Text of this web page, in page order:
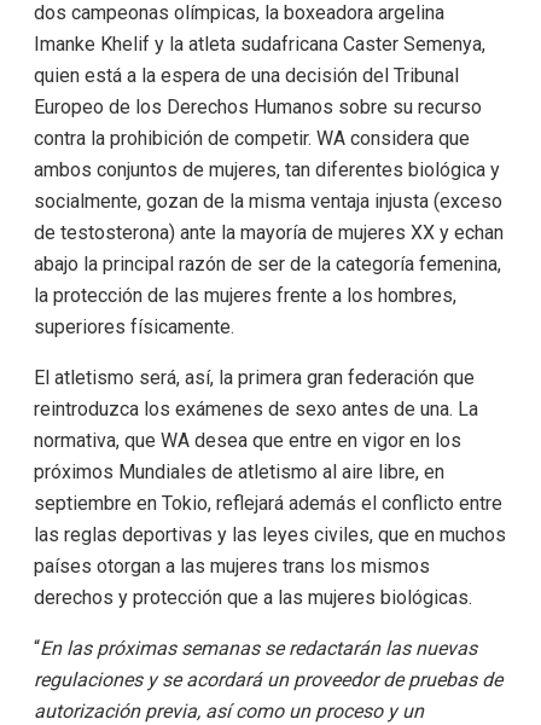
dos campeonas olímpicas, la boxeadora argelina
Imanke Khelif y la atleta sudafricana Caster Semenya,
quien está a la espera de una decisión del Tribunal
Europeo de los Derechos Humanos sobre su recurso
contra la prohibición de competir. WA considera que
ambos conjuntos de mujeres, tan diferentes biológica y
socialmente, gozan de la misma ventaja injusta (exceso
de testosterona) ante la mayoría de mujeres XX y echan
abajo la principal razón de ser de la categoría femenina,
la protección de las mujeres frente a los hombres,
superiores físicamente.
El atletismo será, así, la primera gran federación que
reintroduzca los exámenes de sexo antes de una. La
normativa, que WA desea que entre en vigor en los
próximos Mundiales de atletismo al aire libre, en
septiembre en Tokio, reflejará además el conflicto entre
las reglas deportivas y las leyes civiles, que en muchos
países otorgan a las mujeres trans los mismos
derechos y protección que a las mujeres biológicas.
“En las próximas semanas se redactarán las nuevas
regulaciones y se acordará un proveedor de pruebas de
autorización previa, así como un proceso y un